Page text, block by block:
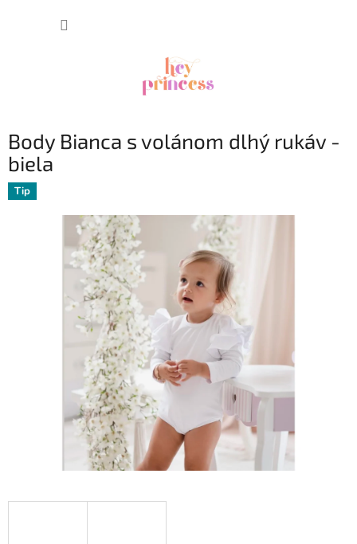
Body Bianca s volánom dlhý rukáv -
biela
Tip